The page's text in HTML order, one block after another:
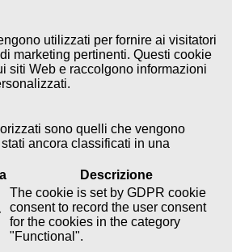
utilizzati per fornire ai visitatori
marketing pertinenti. Questi cookie
siti Web e raccolgono informazioni
sono quelli che vengono
ancora classificati in una
Descrizione
The cookie is set by GDPR cookie
consent to record the user consent
for the cookies in the category
"Functional".